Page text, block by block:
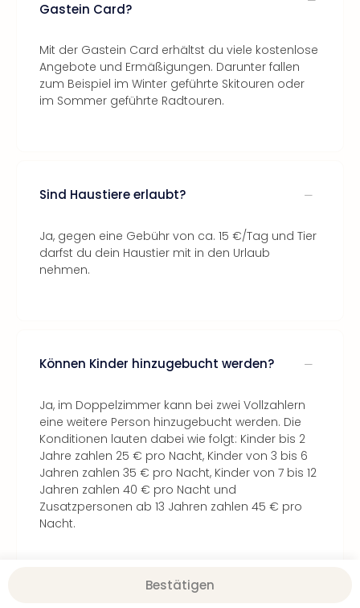
Bestätigen
Gastein Card?
Mit der Gastein Card erhältst du viele kostenlose
Angebote und Ermäßigungen. Darunter fallen
zum Beispiel im Winter geführte Skitouren oder
im Sommer geführte Radtouren.
Sind Haustiere erlaubt?
Ja, gegen eine Gebühr von ca. 15 €/Tag und Tier
darfst du dein Haustier mit in den Urlaub
nehmen.
Können Kinder hinzugebucht werden?
Ja, im Doppelzimmer kann bei zwei Vollzahlern
eine weitere Person hinzugebucht werden. Die
Konditionen lauten dabei wie folgt: Kinder bis 2
Jahre zahlen 25 € pro Nacht, Kinder von 3 bis 6
Jahren zahlen 35 € pro Nacht, Kinder von 7 bis 12
Jahren zahlen 40 € pro Nacht und
Zusatzpersonen ab 13 Jahren zahlen 45 € pro
Nacht.